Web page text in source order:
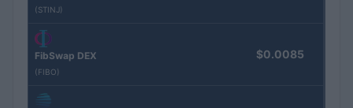
(STINJ)
FibSwap DEX
(FIBO)
$0.0085